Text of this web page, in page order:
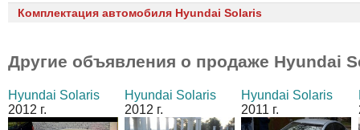
Комплектация автомобиля Hyundai Solaris
Другие объявления о продаже Hyundai
Hyundai Solaris
2012 г.
Hyundai Solaris
2012 г.
Hyundai Solaris
2011 г.